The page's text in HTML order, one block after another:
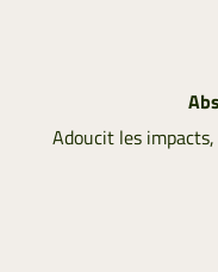
Adoucit les